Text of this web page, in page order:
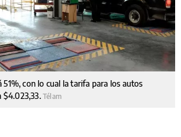
51%, con lo cual la tarifa para los autos
$4.023,33. Télam